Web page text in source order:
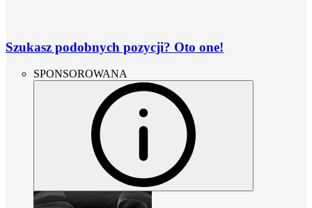
Szukasz podobnych pozycji? Oto one!
SPONSOROWANA